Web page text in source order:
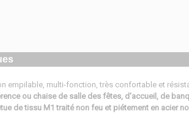
empilable, multi-fonction, très confortable et
ou chaise de salle des fêtes, d'accueil, de
de tissu M1 traité non feu et piétement en acier